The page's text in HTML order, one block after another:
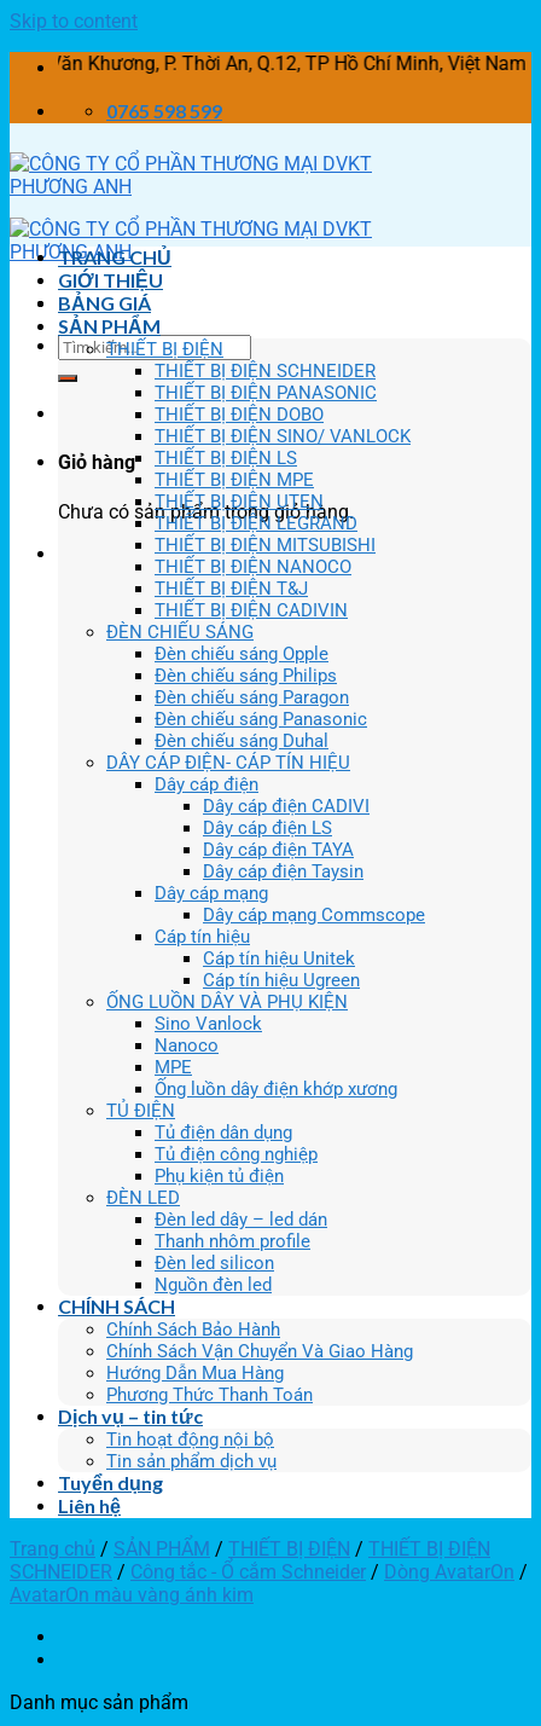
Skip to content
Khương, P. Thời An, Q.12, TP Hồ Chí Minh, Việt Nam
0765 598 599
Giỏ hàng
Chưa có sản phẩm trong giỏ hàng.
TRANG CHỦ
GIỚI THIỆU
BẢNG GIÁ
SẢN PHẨM
THIẾT BỊ ĐIỆN
THIẾT BỊ ĐIỆN SCHNEIDER
THIẾT BỊ ĐIỆN PANASONIC
THIẾT BỊ ĐIỆN DOBO
THIẾT BỊ ĐIỆN SINO/ VANLOCK
THIẾT BỊ ĐIỆN LS
THIẾT BỊ ĐIỆN MPE
THIẾT BỊ ĐIỆN UTEN
THIẾT BỊ ĐIỆN LEGRAND
THIẾT BỊ ĐIỆN MITSUBISHI
THIẾT BỊ ĐIỆN NANOCO
THIẾT BỊ ĐIỆN T&J
THIẾT BỊ ĐIỆN CADIVIN
ĐÈN CHIẾU SÁNG
Đèn chiếu sáng Opple
Đèn chiếu sáng Philips
Đèn chiếu sáng Paragon
Đèn chiếu sáng Panasonic
Đèn chiếu sáng Duhal
DÂY CÁP ĐIỆN- CÁP TÍN HIỆU
Dây cáp điện
Dây cáp điện CADIVI
Dây cáp điện LS
Dây cáp điện TAYA
Dây cáp điện Taysin
Dây cáp mạng
Dây cáp mạng Commscope
Cáp tín hiệu
Cáp tín hiệu Unitek
Cáp tín hiệu Ugreen
ỐNG LUỒN DÂY VÀ PHỤ KIỆN
Sino Vanlock
Nanoco
MPE
Ống luồn dây điện khớp xương
TỦ ĐIỆN
Tủ điện dân dụng
Tủ điện công nghiệp
Phụ kiện tủ điện
ĐÈN LED
Đèn led dây – led dán
Thanh nhôm profile
Đèn led silicon
Nguồn đèn led
CHÍNH SÁCH
Chính Sách Bảo Hành
Chính Sách Vận Chuyển Và Giao Hàng
Hướng Dẫn Mua Hàng
Phương Thức Thanh Toán
Dịch vụ – tin tức
Tin hoạt động nội bộ
Tin sản phẩm dịch vụ
Tuyển dụng
Liên hệ
Trang chủ / SẢN PHẨM / THIẾT BỊ ĐIỆN / THIẾT BỊ ĐIỆN
SCHNEIDER / Công tắc - Ổ cắm Schneider / Dòng AvatarOn /
AvatarOn màu vàng ánh kim
Danh mục sản phẩm